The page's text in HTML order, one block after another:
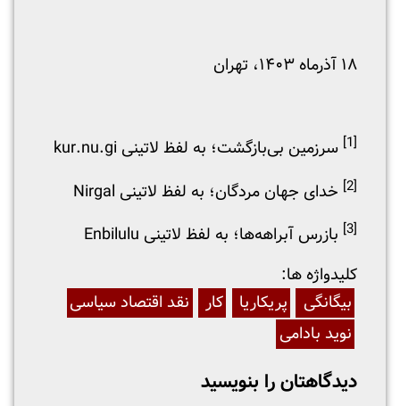
۱۸ آذرماه ۱۴۰۳، تهران
[1] سرزمین بی‌بازگشت؛ به لفظ لاتینی kur.nu.gi
[2] خدای جهان مردگان؛ به لفظ لاتینی Nirgal
[3]
بازرس آبراهه‌ها؛ به لفظ لاتینی Enbilulu
:کلیدواژه ها
بیگانگی
پریکاریا کار
نقد اقتصاد سیاسی
نوید بادامی
دیدگاهتان را بنویسید